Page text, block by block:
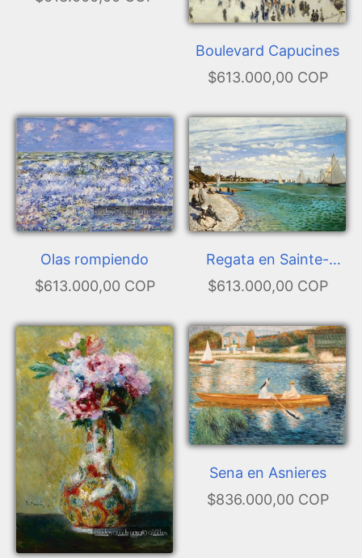
Boulevard Capucines
$613.000,00 COP
Olas rompiendo
$613.000,00 COP
Regata en Sainte-
Adresse
$613.000,00 COP
Sena en Asnieres
$836.000,00 COP